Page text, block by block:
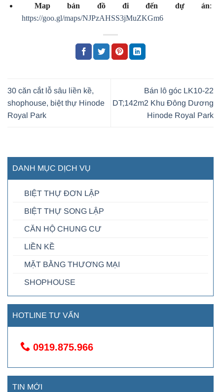
Map bản đồ đi đến dự án:
https://goo.gl/maps/NJPzAHSS3jMuZKGm6
30 căn cắt lỗ sâu liền kề,
shophouse, biệt thự Hinode
Royal Park
Bán lô góc LK10-22
DT;142m2 Khu Đông Dương
Hinode Royal Park
DANH MỤC DỊCH VỤ
BIỆT THỰ ĐƠN LẬP
BIỆT THỰ SONG LẬP
CĂN HỘ CHUNG CƯ
LIỀN KỀ
MẶT BẰNG THƯƠNG MẠI
SHOPHOUSE
HOTLINE TƯ VẤN
0919.875.966
TIN MỚI